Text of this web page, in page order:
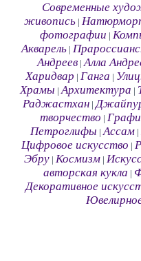
Современные
живопись|
фотографии |
Акварель|
Андреев |Алла
Харидвар |Ганга
Храмы |Архитектура
Раджастхан|
творчество
Петроглифы |Ассам|
Цифровое искусство
Эбру |Космизм |
авторская кукла
Декоративное